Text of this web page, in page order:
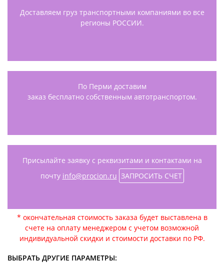
Доставляем груз транспортными компаниями во все
регионы РОССИИ.
По Перми доставим
заказ бесплатно собственным автотранспортом.
Присылайте заявку с реквизитами и контактами на
почту info@procion.ru ЗАПРОСИТЬ СЧЕТ
* окончательная стоимость заказа будет выставлена в
счете на оплату менеджером с учетом возможной
индивидуальной скидки и стоимости доставки по РФ.
ВЫБРАТЬ ДРУГИЕ ПАРАМЕТРЫ: